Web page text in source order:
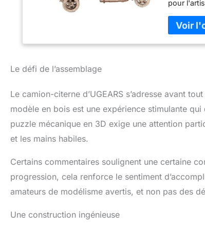
pour
Notre kit
MODÈLE
sets le
LE
aiment
du temps
Le défi de l’assemblage
Le camion-citerne d’UGEARS s’adresse avant
modèle en bois est une expérience stimulante
puzzle mécanique en 3D exige une attention
et les mains habiles.
Certains commentaires soulignent une certaine
progression, cela renforce le sentiment
amateurs de modélisme avertis, et non pas des
Une construction ingénieuse